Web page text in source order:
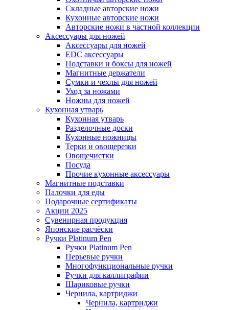
Складные авторские ножи
Кухонные авторские ножи
Авторские ножи в частной коллекции
Аксессуары для ножей
Аксессуары для ножей
EDC аксессуары
Подставки и боксы для ножей
Магнитные держатели
Сумки и чехлы для ножей
Уход за ножами
Ножны для ножей
Кухонная утварь
Кухонная утварь
Разделочные доски
Кухонные ножницы
Терки и овощерезки
Овощечистки
Посуда
Прочие кухонные аксессуары
Магнитные подставки
Палочки для еды
Подарочные сертификаты
Акции 2025
Сувенирная продукция
Японские расчёски
Ручки Platinum Pen
Ручки Platinum Pen
Перьевые ручки
Многофункциональные ручки
Ручки для каллиграфии
Шариковые ручки
Чернила, картриджи
Чернила, картриджи